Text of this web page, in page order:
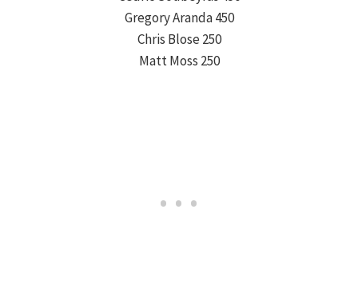
Gregory Aranda 450
Chris Blose 250
Matt Moss 250